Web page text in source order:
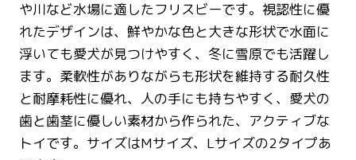
や川など水場に適したフリスビーです。視認性に優
れたデザインは、鮮やかな色と大きな形状で水面に
浮いても愛犬が見つけやすく、冬に雪原でも活躍し
ます。柔軟性がありながらも形状を維持する耐久性
と耐摩耗性に優れ、人の手にも持ちやすく、愛犬の
歯と歯茎に優しい素材から作られた、アクティブな
トイです。サイズはMサイズ、Lサイズの2タイプあ